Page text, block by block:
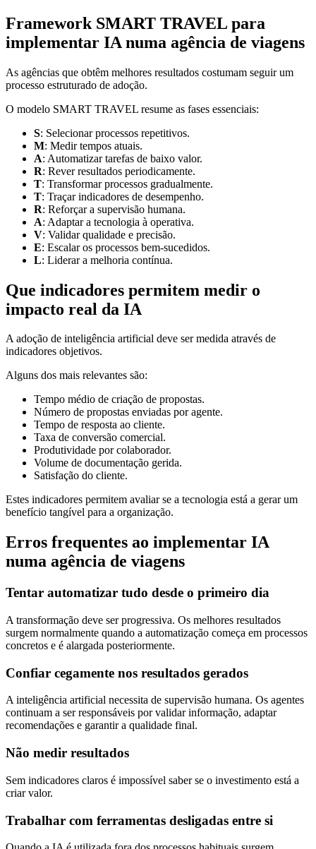
Framework SMART TRAVEL para
implementar IA numa agência de viagens
As agências que obtêm melhores resultados costumam seguir um
processo estruturado de adoção.
O modelo SMART TRAVEL resume as fases essenciais:
S: Selecionar processos repetitivos.
M: Medir tempos atuais.
A: Automatizar tarefas de baixo valor.
R: Rever resultados periodicamente.
T: Transformar processos gradualmente.
T: Traçar indicadores de desempenho.
R: Reforçar a supervisão humana.
A: Adaptar a tecnologia à operativa.
V: Validar qualidade e precisão.
E: Escalar os processos bem-sucedidos.
L: Liderar a melhoria contínua.
Que indicadores permitem medir o
impacto real da IA
A adoção de inteligência artificial deve ser medida através de
indicadores objetivos.
Alguns dos mais relevantes são:
Tempo médio de criação de propostas.
Número de propostas enviadas por agente.
Tempo de resposta ao cliente.
Taxa de conversão comercial.
Produtividade por colaborador.
Volume de documentação gerida.
Satisfação do cliente.
Estes indicadores permitem avaliar se a tecnologia está a gerar um
benefício tangível para a organização.
Erros frequentes ao implementar IA
numa agência de viagens
Tentar automatizar tudo desde o primeiro dia
A transformação deve ser progressiva. Os melhores resultados
surgem normalmente quando a automatização começa em processos
concretos e é alargada posteriormente.
Confiar cegamente nos resultados gerados
A inteligência artificial necessita de supervisão humana. Os agentes
continuam a ser responsáveis por validar informação, adaptar
recomendações e garantir a qualidade final.
Não medir resultados
Sem indicadores claros é impossível saber se o investimento está a
criar valor.
Trabalhar com ferramentas desligadas entre si